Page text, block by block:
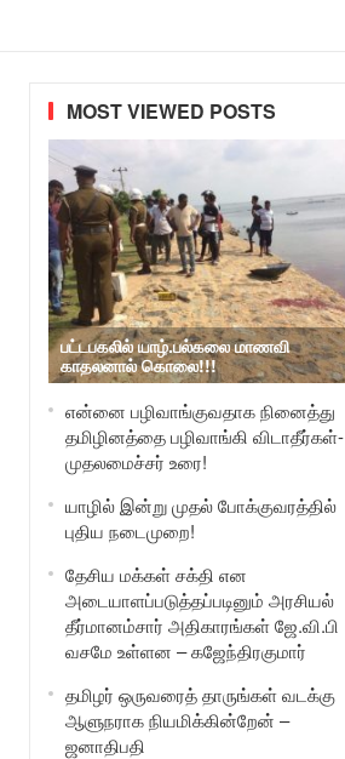
MOST VIEWED POSTS
பட்டபகலில் யாழ்.பல்கலை மாணவி
காதலனால் கொலை!!!
என்னை பழிவாங்குவதாக நினைத்து
தமிழினத்தை பழிவாங்கி விடாதீர்கள்-
முதலமைச்சர் உரை!
யாழில் இன்று முதல் போக்குவரத்தில்
புதிய நடைமுறை!
தேசிய மக்கள் சக்தி என
அடையாளப்படுத்தப்படினும் அரசியல்
தீர்மானம்சார் அதிகாரங்கள் ஜே.வி.பி
வசமே உள்ளன – கஜேந்திரகுமார்
தமிழர் ஒருவரைத் தாருங்கள் வடக்கு
ஆளுநராக நியமிக்கின்றேன் –
ஜனாதிபதி